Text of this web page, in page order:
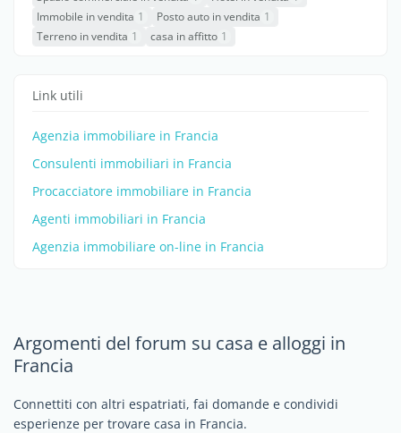
Immobile in vendita 1 Posto auto in vendita 1
Terreno in vendita 1 casa in affitto 1
Link utili
Agenzia immobiliare in Francia
Consulenti immobiliari in Francia
Procacciatore immobiliare in Francia
Agenti immobiliari in Francia
Agenzia immobiliare on-line in Francia
Argomenti del forum su casa e alloggi in
Francia
Connettiti con altri espatriati, fai domande e condividi
esperienze per trovare casa in Francia.